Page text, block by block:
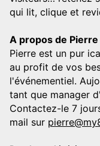
qui lit, clique et
A propos de
Pierre est un pur
au profit de vos
l'événementiel.
tant que manager
Contactez-le 7
mail sur